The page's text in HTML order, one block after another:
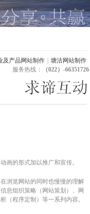
及产品网站制作
塘沽网站制作
服务热线：
（022）-66351726
画的形式加以推广和宣传。
浏览网站的同时也慢慢的理解
息组织策略（网站策划）、网
（程序定制）等一系列内容。